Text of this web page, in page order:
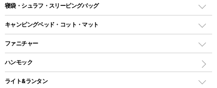
テント
ツールームテント
ワンポールテント
シェルターテント
寝袋・シュラフ・スリーピングバッグ
レクタングラー型（封筒型）シュラフ
インナーシュラフ
キャンピングベッド・コット・マット
キャンピングベッド・コット
インフレータブルマット
ファニチャー
アウトドアテーブル
ハンモック
ライト&ランタン